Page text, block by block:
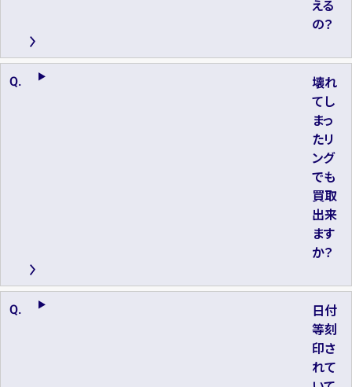
える
の？
壊れ
てし
まっ
たリ
ング
でも
買取
出来
ます
か？
日付
等刻
印さ
れて